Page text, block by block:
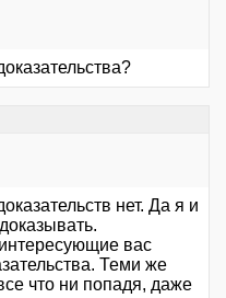
нет. Да я и
вас
Теми же
что ни попадя, даже